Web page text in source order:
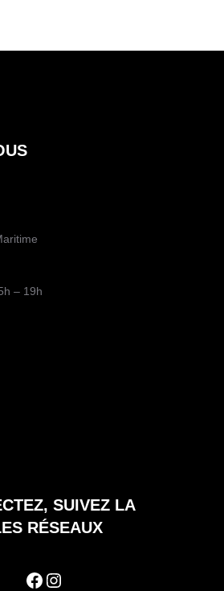
– 19h
SUIVEZ LA
RÉSEAUX
Facebook
Instagram